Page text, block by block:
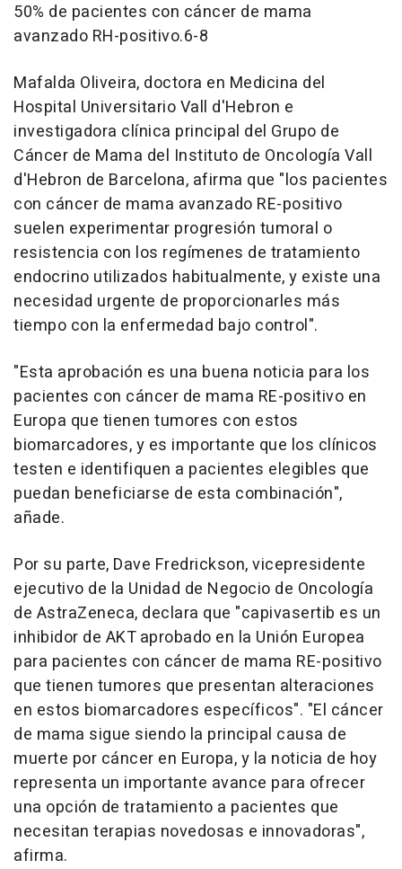
50% de pacientes con cáncer de mama
avanzado RH-positivo.6-8
Mafalda Oliveira, doctora en Medicina del
Hospital Universitario Vall d'Hebron e
investigadora clínica principal del Grupo de
Cáncer de Mama del Instituto de Oncología Vall
d'Hebron de Barcelona, afirma que "los pacientes
con cáncer de mama avanzado RE-positivo
suelen experimentar progresión tumoral o
resistencia con los regímenes de tratamiento
endocrino utilizados habitualmente, y existe una
necesidad urgente de proporcionarles más
tiempo con la enfermedad bajo control".
"Esta aprobación es una buena noticia para los
pacientes con cáncer de mama RE-positivo en
Europa que tienen tumores con estos
biomarcadores, y es importante que los clínicos
testen e identifiquen a pacientes elegibles que
puedan beneficiarse de esta combinación",
añade.
Por su parte, Dave Fredrickson, vicepresidente
ejecutivo de la Unidad de Negocio de Oncología
de AstraZeneca, declara que "capivasertib es un
inhibidor de AKT aprobado en la Unión Europea
para pacientes con cáncer de mama RE-positivo
que tienen tumores que presentan alteraciones
en estos biomarcadores específicos". "El cáncer
de mama sigue siendo la principal causa de
muerte por cáncer en Europa, y la noticia de hoy
representa un importante avance para ofrecer
una opción de tratamiento a pacientes que
necesitan terapias novedosas e innovadoras",
afirma.